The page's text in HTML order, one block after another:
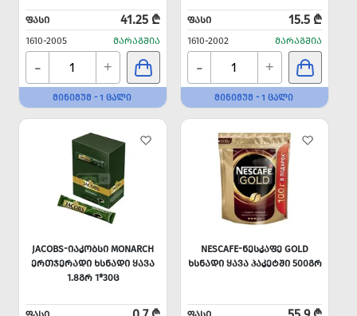
ᲤᲐᲡᲘ 41.25 ₾
1610-2005 ᲛᲐᲠᲐᲒᲨᲘᲐ
- +
ᲛᲘᲜᲘᲛᲣᲛ - 1 ᲪᲐᲚᲘ
ᲤᲐᲡᲘ 15.5 ₾
1610-2002 ᲛᲐᲠᲐᲒᲨᲘᲐ
- +
ᲛᲘᲜᲘᲛᲣᲛ - 1 ᲪᲐᲚᲘ
JACOBS-ᲘᲐᲙᲝᲑᲡᲘ MONARCH
ᲔᲠᲗᲯᲔᲠᲐᲓᲘ ᲮᲡᲜᲐᲓᲘ ᲧᲐᲕᲐ
1.8ᲒᲠ 1*30Ც
NESCAFE-ᲜᲔᲡᲙᲐᲤᲔ GOLD
ᲮᲡᲜᲐᲓᲘ ᲧᲐᲕᲐ ᲞᲐᲙᲔᲢᲨᲘ 500ᲒᲠ